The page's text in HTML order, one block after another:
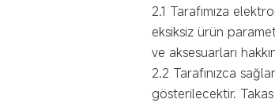
2.1 Tarafımıza
eksiksiz ürün
ve aksesuarları
2.2 Tarafınızca
gösterilecektir.